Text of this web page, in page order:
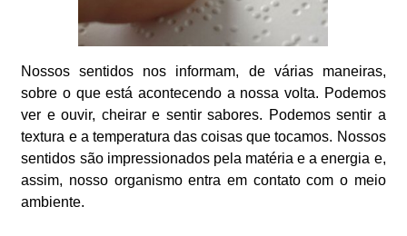
Nossos sentidos nos informam, de várias maneiras,
sobre o que está acontecendo a nossa volta. Podemos
ver e ouvir, cheirar e sentir sabores. Podemos sentir a
textura e a temperatura das coisas que tocamos. Nossos
sentidos são impressionados pela matéria e a energia e,
assim, nosso organismo entra em contato com o meio
ambiente.